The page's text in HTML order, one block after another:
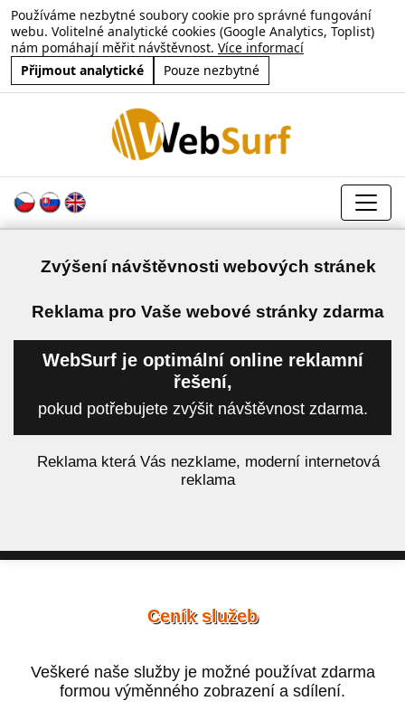
Používáme nezbytné soubory cookie pro správné fungování
webu. Volitelné analytické cookies (Google Analytics, Toplist)
nám pomáhají měřit návštěvnost. Více informací
Přijmout analytické
Pouze nezbytné
Zvýšení návštěvnosti webových stránek
Reklama pro Vaše webové stránky zdarma
WebSurf je optimální online reklamní
řešení,
pokud potřebujete zvýšit návštěvnost zdarma.
Reklama která Vás nezklame, moderní internetová
reklama
Ceník služeb
Veškeré naše služby je možné používat zdarma
formou výměnného zobrazení a sdílení.